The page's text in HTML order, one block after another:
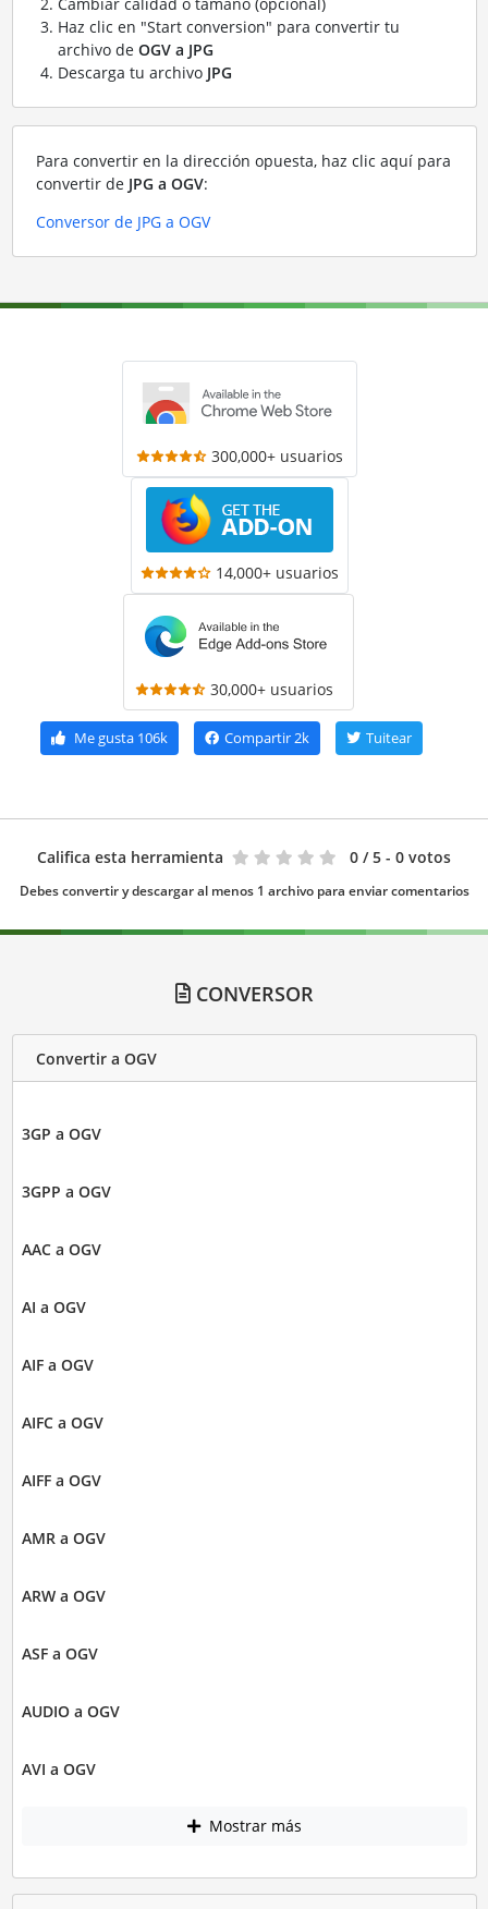
Haz clic en "Start conversion" para convertir tu
archivo de OGV a JPG
Descarga tu archivo JPG
Para convertir en la dirección opuesta, haz clic aquí para
convertir de JPG a OGV:
Conversor de JPG a OGV
300,000+ usuarios
14,000+ usuarios
30,000+ usuarios
Me gusta106k Compartir2k Tuitear
Califica esta herramienta 0 / 5 - 0 votos
Debes convertir y descargar al menos 1 archivo para enviar comentarios
CONVERSOR
Convertir a OGV
3GP a OGV
3GPP a OGV
AAC a OGV
AI a OGV
AIF a OGV
AIFC a OGV
AIFF a OGV
AMR a OGV
ARW a OGV
ASF a OGV
AUDIO a OGV
AVI a OGV
Mostrar más